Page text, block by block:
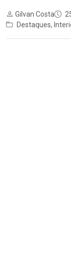
Gilvan Costa
Destaques,